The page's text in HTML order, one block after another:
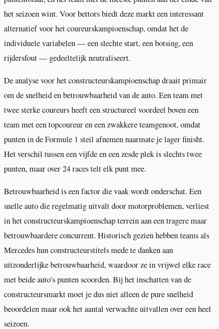
het seizoen wint. Voor bettors biedt deze markt een interessant
alternatief voor het coureurskampioenschap, omdat het de
individuele variabelen — een slechte start, een botsing, een
rijdersfout — gedeeltelijk neutraliseert.
De analyse voor het constructeurskampioenschap draait primair
om de snelheid en betrouwbaarheid van de auto. Een team met
twee sterke coureurs heeft een structureel voordeel boven een
team met een topcoureur en een zwakkere teamgenoot, omdat
punten in de Formule 1 steil afnemen naarmate je lager finisht.
Het verschil tussen een vijfde en een zesde plek is slechts twee
punten, maar over 24 races telt elk punt mee.
Betrouwbaarheid is een factor die vaak wordt onderschat. Een
snelle auto die regelmatig uitvalt door motorproblemen, verliest
in het constructeurskampioenschap terrein aan een tragere maar
betrouwbaardere concurrent. Historisch gezien hebben teams als
Mercedes hun constructeurstitels mede te danken aan
uitzonderlijke betrouwbaarheid, waardoor ze in vrijwel elke race
met beide auto's punten scoorden. Bij het inschatten van de
constructeursmarkt moet je dus niet alleen de pure snelheid
beoordelen maar ook het aantal verwachte uitvallen over een heel
seizoen.